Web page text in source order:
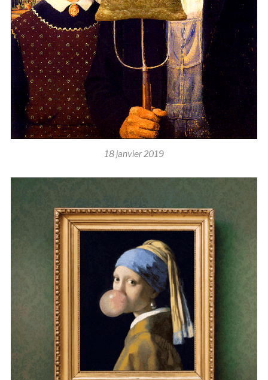
18 janvier 2019